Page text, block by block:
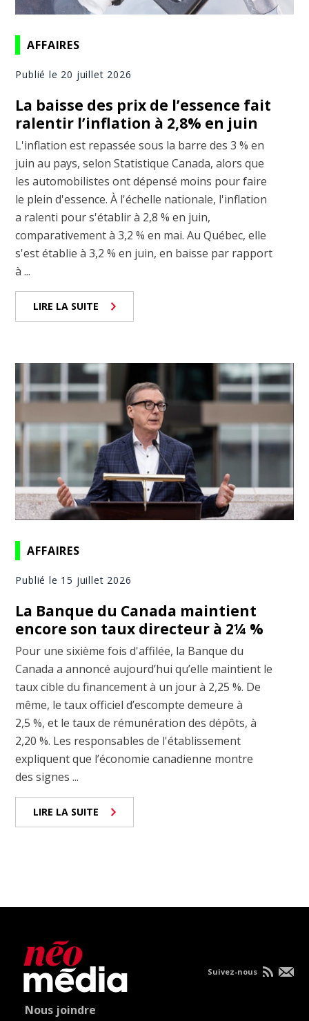
AFFAIRES
Publié le 20 juillet 2026
La baisse des prix de l’essence fait
ralentir l’inflation à 2,8% en juin
L'inflation est repassée sous la barre des 3 % en
juin au pays, selon Statistique Canada, alors que
les automobilistes ont dépensé moins pour faire
le plein d'essence. À l'échelle nationale, l'inflation
a ralenti pour s'établir à 2,8 % en juin,
comparativement à 3,2 % en mai. Au Québec, elle
s'est établie à 3,2 % en juin, en baisse par rapport
à ...
LIRE LA SUITE
AFFAIRES
Publié le 15 juillet 2026
La Banque du Canada maintient
encore son taux directeur à 2¼ %
Pour une sixième fois d'affilée, la Banque du
Canada a annoncé aujourd’hui qu’elle maintient le
taux cible du financement à un jour à 2,25 %. De
même, le taux officiel d’escompte demeure à
2,5 %, et le taux de rémunération des dépôts, à
2,20 %. Les responsables de l'établissement
expliquent que l’économie canadienne montre
des signes ...
LIRE LA SUITE
Nous joindre
Suivez-nous